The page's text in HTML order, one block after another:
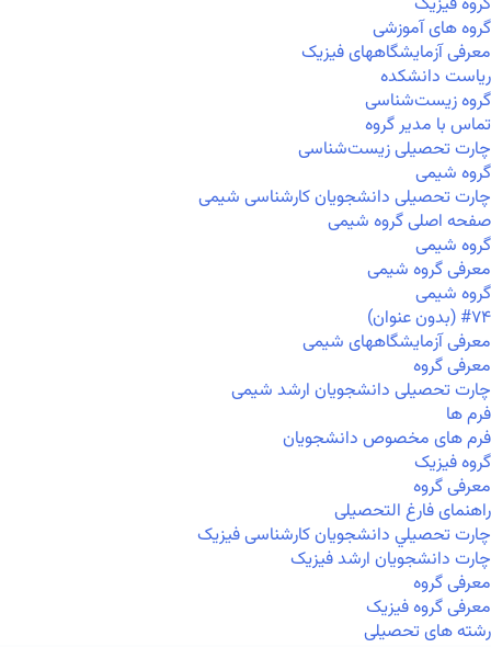
گروه های آموزشی
معرفی آزمایشگاههای فیزیک
ریاست دانشکده
گروه زیست‌شناسی
تماس با مدیر گروه
چارت تحصیلی زیست‌شناسی
گروه شیمی
چارت تحصیلی دانشجویان کارشناسی شیمی
صفحه اصلی گروه شیمی
گروه شیمی
معرفی گروه شیمی
گروه شیمی
#۷۴ (بدون عنوان)
معرفی آزمایشگاههای شیمی
معرفی گروه
چارت تحصیلی دانشجویان ارشد شیمی
فرم ها
فرم های مخصوص دانشجویان
گروه فیزیک
معرفی گروه
راهنمای فارغ التحصیلی
چارت تحصيلي دانشجویان کارشناسی فیزیک
چارت دانشجویان ارشد فیزیک
معرفی گروه
معرفی گروه فیزیک
رشته های تحصیلی